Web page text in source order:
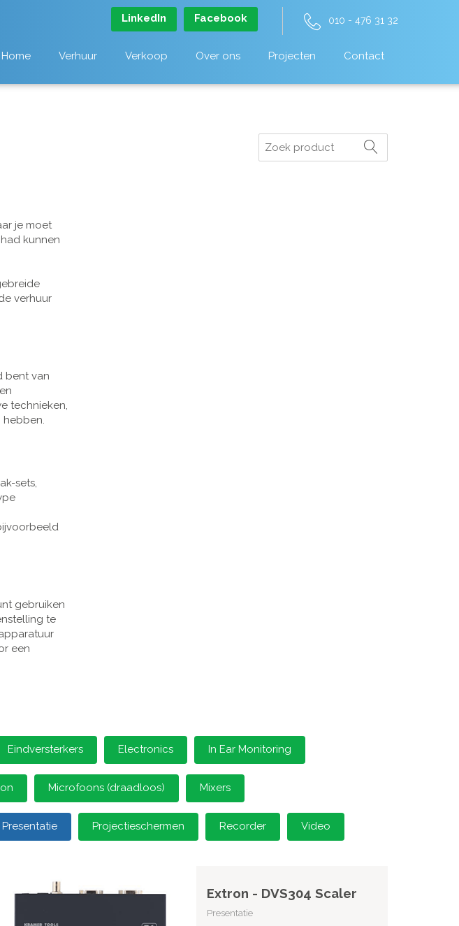
LinkedIn Facebook 010 - 476 31 32
Home Verhuur Verkoop Over ons Projecten Contact
je moet
kunnen
verhuur
bent van
technieken,
hebben.
sets,
gebruiken
te
een
Zoeken
Eindversterkers Electronics In Ear Monitoring
Microfoons (draadloos) Mixers
Presentatie Projectieschermen Recorder Video
Extron - DVS304 Scaler
Presentatie